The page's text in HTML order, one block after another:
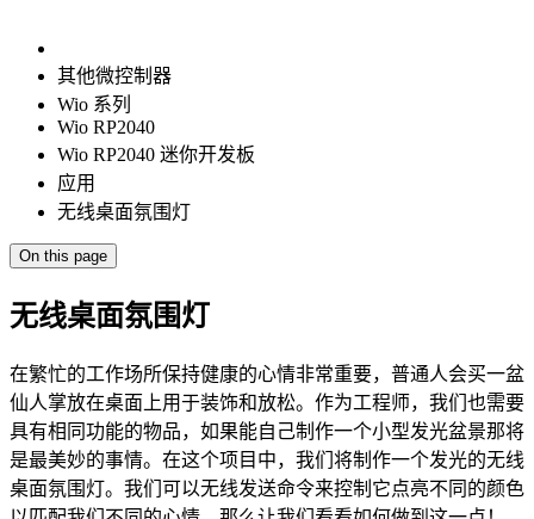
其他微控制器
Wio 系列
Wio RP2040
Wio RP2040 迷你开发板
应用
无线桌面氛围灯
On this page
无线桌面氛围灯
在繁忙的工作场所保持健康的心情非常重要，普通人会买一盆
仙人掌放在桌面上用于装饰和放松。作为工程师，我们也需要
具有相同功能的物品，如果能自己制作一个小型发光盆景那将
是最美妙的事情。在这个项目中，我们将制作一个发光的无线
桌面氛围灯。我们可以无线发送命令来控制它点亮不同的颜色